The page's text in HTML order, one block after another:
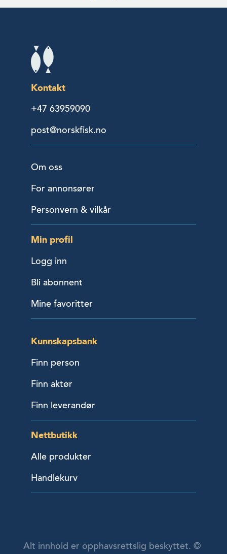
Kontakt
+47 63959090
post@norskfisk.no
Om oss
For annonsører
Personvern & vilkår
Min profil
Logg inn
Bli abonnent
Mine favoritter
Kunnskapsbank
Finn person
Finn aktør
Finn leverandør
Nettbutikk
Alle produkter
Handlekurv
Alt innhold er opphavsrettslig beskyttet. ©